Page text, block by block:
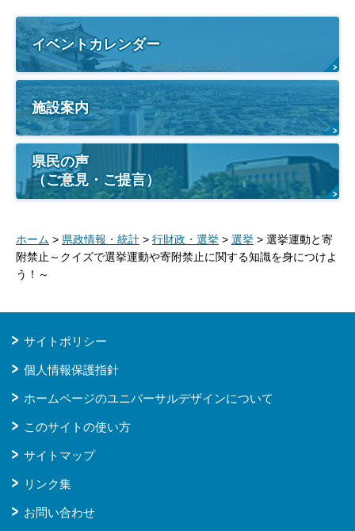
イベントカレンダー
施設案内
県民の声
（ご意見・ご提言）
ホーム > 県政情報・統計 > 行財政・選挙 > 選挙 > 選挙運動と寄
附禁止～クイズで選挙運動や寄附禁止に関する知識を身につけよ
う！～
サイトポリシー
個人情報保護指針
ホームページのユニバーサルデザインについて
このサイトの使い方
サイトマップ
リンク集
お問い合わせ